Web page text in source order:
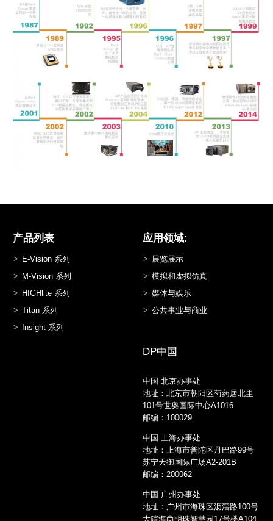
产品列表
E-Vision 系列
M-Vision 系列
HIGHlite 系列
Titan 系列
Insight 系列
应用领域:
展览展示
模拟和虚拟仿真
媒体与娱乐
公共事业与商业
DP中国
中国 北京办事处
地址：北京市朝阳区芍药居北里
101号世奥国际中心A1016
邮编：100029
中国 上海办事处
地址：上海市普陀区丹巴路99号
苏宁天御国际广场A2-201B
邮编：200062
中国 广州办事处
地址：广州市海珠区沥滘路100号
大院海尚明珠智慧园17号楼A104